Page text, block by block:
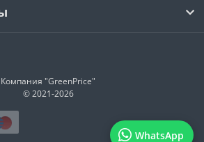
WhatsApp
Компания "GreenPrice"
© 2021-2026